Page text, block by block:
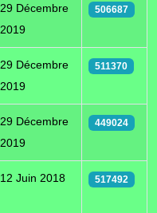
29 Décembre
2019
506687
29 Décembre
2019
511370
29 Décembre
2019
449024
12 Juin 2018 517492